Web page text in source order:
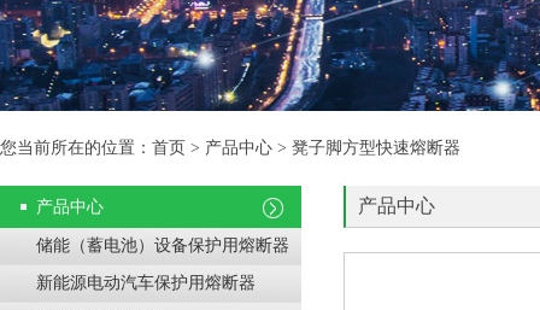
您当前所在的位置：首页 > 产品中心 > 凳子脚方型快速熔断器
产品中心
储能（蓄电池）设备保护用熔断器
新能源电动汽车保护用熔断器
产品中心